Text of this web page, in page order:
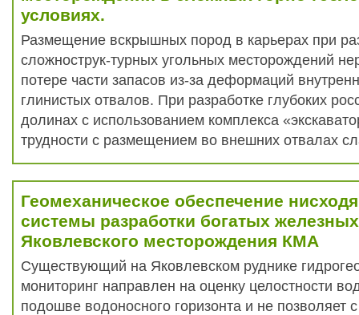
условиях.
Размещение вскрышных пород в карьерах при
сложнострук-турных угольных месторождений
потере части запасов из-за деформаций
глинистых отвалов. При разработке глубоких
долинах с использованием комплекса
трудности с размещением во внешних отвалах
Геомеханическое обеспечение
системы разработки богатых
Яковлевского месторождения КМА
Существующий на Яковлевском руднике
мониторинг направлен на оценку целостности
подошве водоносного горизонта и не позволяет